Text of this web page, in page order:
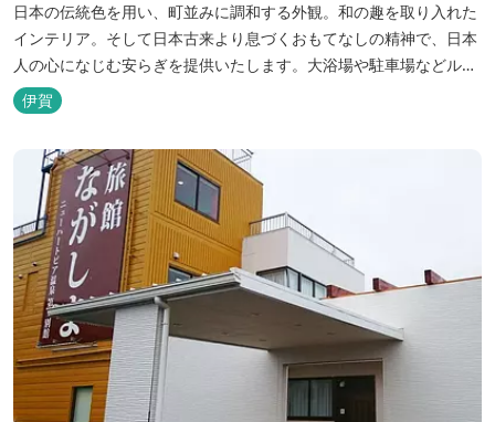
日本の伝統色を用い、町並みに調和する外観。和の趣を取り入れた
インテリア。そして日本古来より息づくおもてなしの精神で、日本
人の心になじむ安らぎを提供いたします。大浴場や駐車場などルー
トインホテルズの機能性や利便性はそのままに、穏やかな和のニュ
アンスを湛えた空間は、ビジネスにも観光にも、幅広くお役立てい
ただけるホテルです。
伊賀